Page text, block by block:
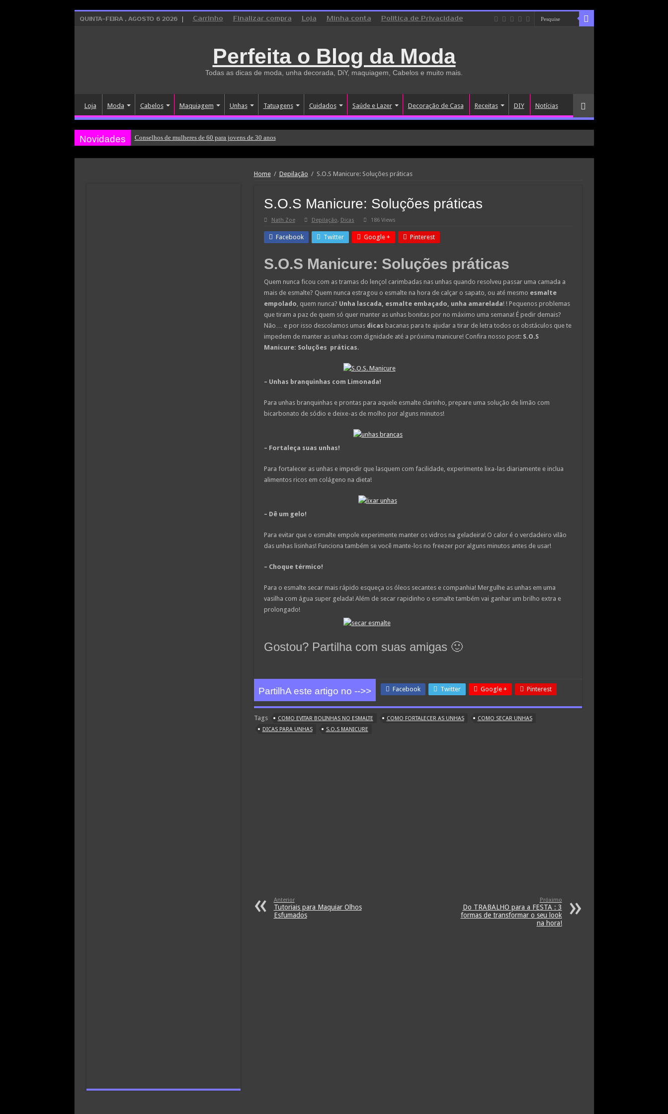
QUINTA-FEIRA , AGOSTO 6 2026 Carrinho Finalizar compra Loja Minha conta Politica de Privacidade
Perfeita o Blog da Moda
Todas as dicas de moda, unha decorada, DiY, maquiagem, Cabelos e muito mais.
Loja Moda Cabelos Maquiagem Unhas Tatuagens Cuidados Saúde e Lazer Decoração de Casa Receitas DIY Notícias
Novidades Conselhos de mulheres de 60 para jovens de 30 anos
Home / Depilação / S.O.S Manicure: Soluções práticas
S.O.S Manicure: Soluções práticas
Nath Zoe Depilação, Dicas 186 Views
Facebook Twitter Google + Pinterest
S.O.S Manicure: Soluções práticas
Quem nunca ficou com as tramas do lençol carimbadas nas unhas quando resolveu passar uma camada a
mais de esmalte? Quem nunca estragou o esmalte na hora de calçar o sapato, ou até mesmo esmalte
empolado , quem nunca? Unha lascada, esmalte embaçado, unha amarelada! ! Pequenos problemas
que tiram a paz de quem só quer manter as unhas bonitas por no máximo uma semana! É pedir demais?
Não… e por isso descolamos umas dicas bacanas para te ajudar a tirar de letra todos os obstáculos que te
impedem de manter as unhas com dignidade até a próxima manicure! Confira nosso post: S.O.S
Manicure: Soluções práticas.
– Unhas branquinhas com Limonada!
Para unhas branquinhas e prontas para aquele esmalte clarinho, prepare uma solução de limão com
bicarbonato de sódio e deixe-as de molho por alguns minutos!
– Fortaleça suas unhas!
Para fortalecer as unhas e impedir que lasquem com facilidade, experimente lixa-las diariamente e inclua
alimentos ricos em colágeno na dieta!
– Dê um gelo!
Para evitar que o esmalte empole experimente manter os vidros na geladeira! O calor é o verdadeiro vilão
das unhas lisinhas! Funciona também se você mante-los no freezer por alguns minutos antes de usar!
– Choque térmico!
Para o esmalte secar mais rápido esqueça os óleos secantes e companhia! Mergulhe as unhas em uma
vasilha com água super gelada! Além de secar rapidinho o esmalte também vai ganhar um brilho extra e
prolongado!
Gostou? Partilha com suas amigas 🙂
PartilhA este artigo no -->> Facebook Twitter Google + Pinterest
Tags COMO EVITAR BOLINHAS NO ESMALTE COMO FORTALECER AS UNHAS
COMO SECAR UNHAS
DICAS PARA UNHAS
S.O.S MANICURE
Anterior
Tutoriais para Maquiar Olhos
Esfumados
Próximo
Do TRABALHO para a FESTA : 3
formas de transformar o seu look
na hora!